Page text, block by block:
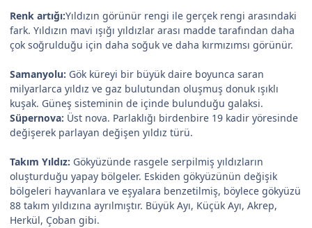
Renk artığı:Yıldızın görünür rengi ile gerçek rengi arasındaki
fark. Yıldızın mavi ışığı yıldızlar arası madde tarafından daha
çok soğrulduğu için daha soğuk ve daha kırmızımsı görünür.
Samanyolu: Gök küreyi bir büyük daire boyunca saran
milyarlarca yıldız ve gaz bulutundan oluşmuş donuk ışıklı
kuşak. Güneş sisteminin de içinde bulunduğu galaksi.
Süpernova: Üst nova. Parlaklığı birdenbire 19 kadir yöresinde
değişerek parlayan değişen yıldız türü.
Takım Yıldız: Gökyüzünde rasgele serpilmiş yıldızların
oluşturduğu yapay bölgeler. Eskiden gökyüzünün değişik
bölgeleri hayvanlara ve eşyalara benzetilmiş, böylece gökyüzü
88 takım yıldızına ayrılmıştır. Büyük Ayı, Küçük Ayı, Akrep,
Herkül, Çoban gibi.